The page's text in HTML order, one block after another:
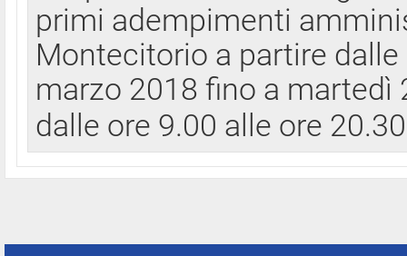
primi adempimenti
Montecitorio a partire
marzo 2018 fino a
dalle ore 9.00 alle ore